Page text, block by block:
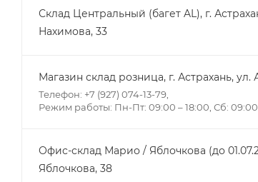
Склад Центральный (багет AL), г.
Нахимова, 33
Магазин склад розница, г. Астрахань,
Телефон: +7 (927) 074-13-79,
Режим работы: Пн-Пт: 09:00 – 18:00, Сб:
Офис-склад Марио / Яблочкова (до
Яблочкова, 38